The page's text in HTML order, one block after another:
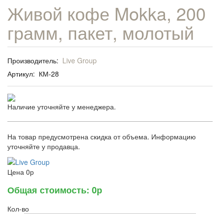
Живой кофе Mokka, 200
грамм, пакет, молотый
Производитель: Live Group
Артикул: КМ-28
Наличие уточняйте у менеджера.
На товар предусмотрена скидка от объема. Информацию
уточняйте у продавца.
Цена 0р
Общая стоимость: 0р
Кол-во